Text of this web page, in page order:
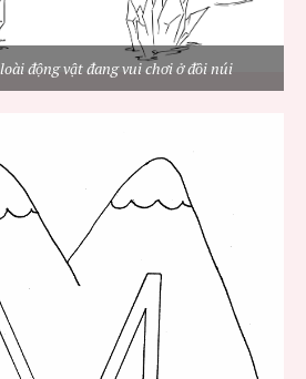
động vật đang vui chơi ở đồi núi